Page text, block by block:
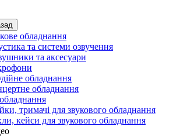
обладнання
та системи озвучення
та аксесуари
обладнання
обладнання
тримачі для звукового обладнання
кейси для звукового обладнання